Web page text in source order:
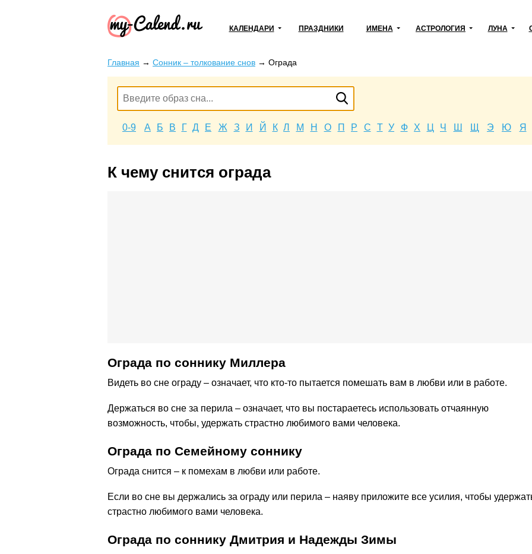
КАЛЕНДАРИ ПРАЗДНИКИ ИМЕНА АСТРОЛОГИЯ ЛУНА
Главная → Сонник – толкование снов → Ограда
0-9 А Б В Г Д Е Ж З И Й К Л М Н О П Р С Т У Ф Х Ц Ч Ш Щ Э Ю Я
К чему снится ограда
Ограда по cоннику Миллера
Видеть во сне ограду – означает, что кто-то пытается помешать вам в любви или в работе.
Держаться во сне за перила – означает, что вы постараетесь использовать отчаянную
возможность, чтобы, удержать страстно любимого вами человека.
Ограда по Семейному соннику
Ограда снится – к помехам в любви или работе.
Если во сне вы держались за ограду или перила – наяву приложите все усилия, чтобы
страстно любимого вами человека.
Ограда по соннику Дмитрия и Надежды Зимы